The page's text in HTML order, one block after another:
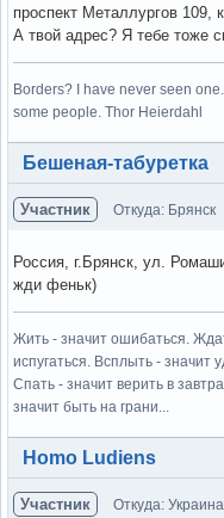
проспект Металлургов 109,
А твой адрес? Я тебе тоже
Borders? I have never seen
some people. Thor Heierdahl
Вне форума
Бешеная-табуретка
Участник Откуда: Брянск
Россия, г.Брянск, ул.
жди феньк)
Жить - значит ошибаться.
испугаться. Всплыть - значит
Спать - значит верить в
значит быть на грани...
Вне форума
Homo Ludiens
Участник Откуда: